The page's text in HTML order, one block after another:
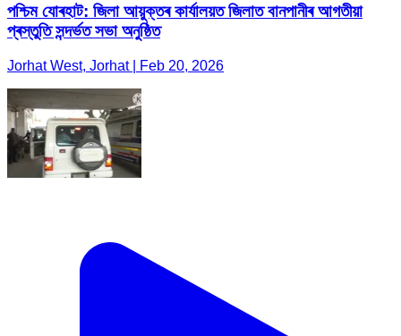
পশ্চিম যোৰহাট: জিলা আয়ুক্তৰ কাৰ্যালয়ত জিলাত বানপানীৰ আগতীয়া
প্ৰস্তুতি সন্দৰ্ভত সভা অনুষ্ঠিত
Jorhat West, Jorhat | Feb 20, 2026